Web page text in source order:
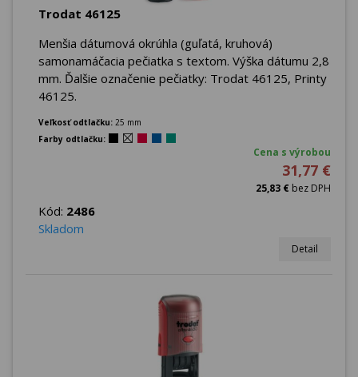
Trodat 46125
Menšia dátumová okrúhla (guľatá, kruhová)
samonamáčacia pečiatka s textom. Výška dátumu 2,8
mm. Ďalšie označenie pečiatky: Trodat 46125, Printy
46125.
Veľkosť odtlačku: 25 mm
Farby odtlačku:
Cena s výrobou
31,77 €
25,83 € bez DPH
Kód: 2486
Skladom
Detail